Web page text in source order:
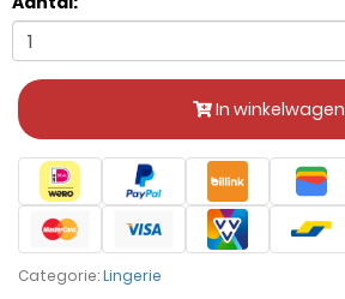
In winkelwagen
Categorie:Lingerie